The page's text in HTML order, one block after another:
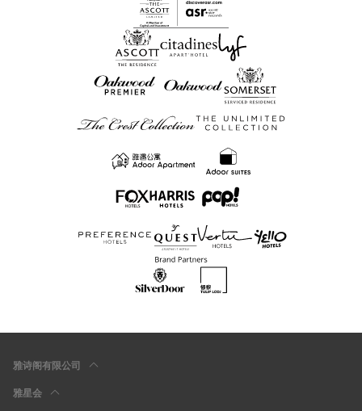
雅诗阁有限公司
雅星会